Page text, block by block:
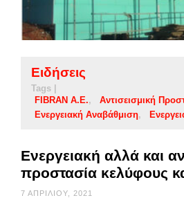
Ειδήσεις
Tags |
FIBRAN A.E.
Αντισεισμική
Ενεργειακή Αναβάθμιση
Ενεργειακή αλλά και
προστασία κελύφους
7 ΑΠΡΙΛΊΟΥ, 2021